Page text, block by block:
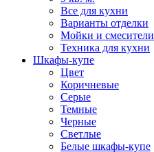
Все для кухни
Варианты отделки
Мойки и смесители
Техника для кухни
Шкафы-купе
Цвет
Коричневые
Серые
Темные
Черные
Светлые
Белые шкафы-купе